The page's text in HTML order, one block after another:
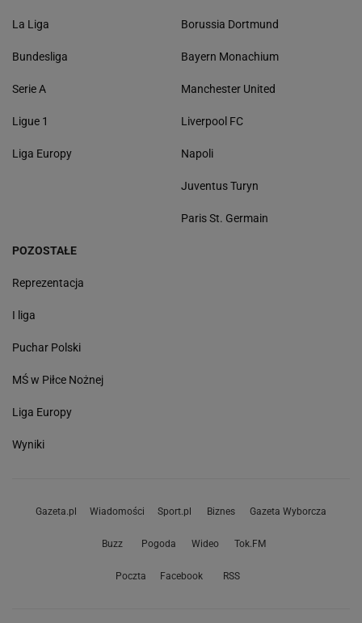
La Liga
Bundesliga
Serie A
Ligue 1
Liga Europy
Borussia Dortmund
Bayern Monachium
Manchester United
Liverpool FC
Napoli
Juventus Turyn
Paris St. Germain
POZOSTAŁE
Reprezentacja
I liga
Puchar Polski
MŚ w Piłce Nożnej
Liga Europy
Wyniki
Gazeta.pl Wiadomości Sport.pl Biznes Gazeta Wyborcza
Buzz Pogoda Wideo Tok.FM
Poczta Facebook RSS